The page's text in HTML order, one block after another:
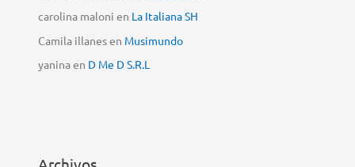
carolina maloni en La Italiana SH
Camila illanesen Musimundo
yaninaen D Me D S.R.L